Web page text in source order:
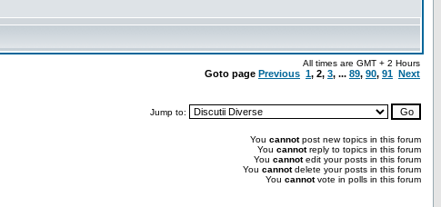
All times are GMT + 2 Hours
Goto page Previous 1, 2, 3, ... 89, 90, 91 Next
Jump to:
You cannotpost new topics in this forum
You cannotreply to topics in this forum
You cannotedit your posts in this forum
You cannotdelete your posts in this forum
You cannotvote in polls in this forum